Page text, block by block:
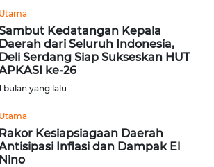
Utama
Kedatangan Kepala
Daerah dari Seluruh Indonesia,
Deli Serdang Siap Sukseskan HUT
ke-26
bulan yang lalu
Utama
Rakor Kesiapsiagaan Daerah
Inflasi dan Dampak El
Nino